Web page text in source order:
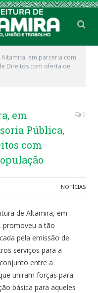
em parceria com
Direitos com oferta de
em
Pública,
com
0
NOTÍCIAS
de Altamira, em
promoveu a tão
pela emissão de
serviços para a
entre a
uniram forças para
básica para aqueles